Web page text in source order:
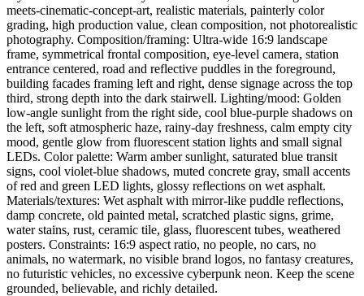
meets-cinematic-concept-art, realistic materials, painterly color
grading, high production value, clean composition, not photorealistic
photography. Composition/framing: Ultra-wide 16:9 landscape
frame, symmetrical frontal composition, eye-level camera, station
entrance centered, road and reflective puddles in the foreground,
building facades framing left and right, dense signage across the top
third, strong depth into the dark stairwell. Lighting/mood: Golden
low-angle sunlight from the right side, cool blue-purple shadows on
the left, soft atmospheric haze, rainy-day freshness, calm empty city
mood, gentle glow from fluorescent station lights and small signal
LEDs. Color palette: Warm amber sunlight, saturated blue transit
signs, cool violet-blue shadows, muted concrete gray, small accents
of red and green LED lights, glossy reflections on wet asphalt.
Materials/textures: Wet asphalt with mirror-like puddle reflections,
damp concrete, old painted metal, scratched plastic signs, grime,
water stains, rust, ceramic tile, glass, fluorescent tubes, weathered
posters. Constraints: 16:9 aspect ratio, no people, no cars, no
animals, no watermark, no visible brand logos, no fantasy creatures,
no futuristic vehicles, no excessive cyberpunk neon. Keep the scene
grounded, believable, and richly detailed.